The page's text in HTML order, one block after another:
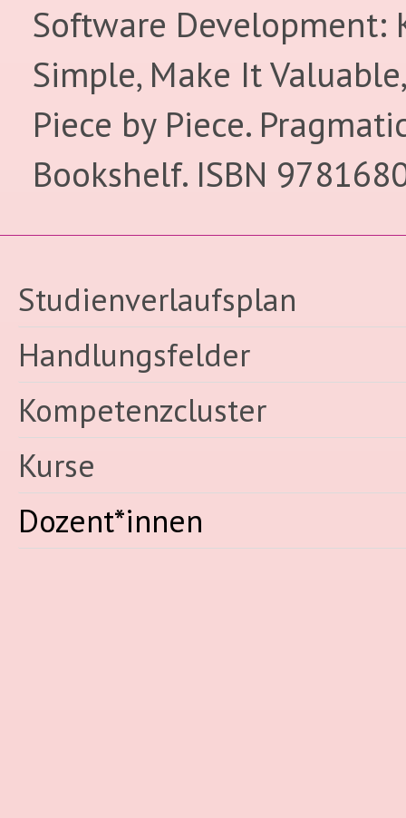
Software Development:
Simple, Make It
Piece by Piece.
Bookshelf. ISBN
Studienverlaufsplan
Handlungsfelder
Kompetenzcluster
Kurse
Dozent*innen